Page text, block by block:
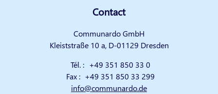
Contact
Communardo GmbH
Kleiststraße 10 a, D-01129 Dresden
Tél. : +49 351 850 33 0
Fax : +49 351 850 33 299
info@communardo.de